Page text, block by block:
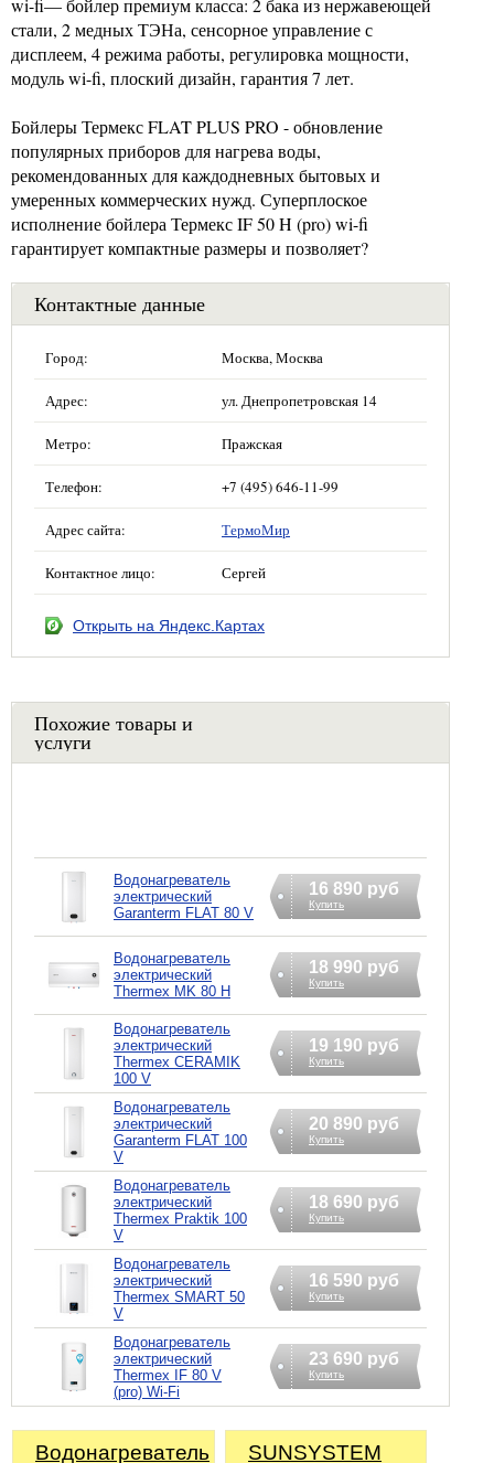
wi-fi— бойлер премиум класса: 2 бака из нержавеющей
стали, 2 медных ТЭНа, сенсорное управление с
дисплеем, 4 режима работы, регулировка мощности,
модуль wi-fi, плоский дизайн, гарантия 7 лет.
Бойлеры Термекс FLAT PLUS PRO - обновление
популярных приборов для нагрева воды,
рекомендованных для каждодневных бытовых и
умеренных коммерческих нужд. Суперплоское
исполнение бойлера Термекс IF 50 H (pro) wi-fi
гарантирует компактные размеры и позволяет?
Контактные данные
Город: Москва, Москва
Адрес: ул. Днепропетровская 14
Метро: Пражская
Телефон: +7 (495) 646-11-99
Адрес сайта: ТермоМир
Контактное лицо: Сергей
Открыть на Яндекс.Картах
Похожие товары и
услуги
Водонагреватель
электрический
Garanterm FLAT 80 V
16 890 руб
Купить
Водонагреватель
электрический
Thermex MK 80 H
18 990 руб
Купить
Водонагреватель
электрический
Thermex CERAMIK
100 V
19 190 руб
Купить
Водонагреватель
электрический
Garanterm FLAT 100
V
20 890 руб
Купить
Водонагреватель
электрический
Thermex Praktik 100
V
18 690 руб
Купить
Водонагреватель
электрический
Thermex SMART 50
V
16 590 руб
Купить
Водонагреватель
электрический
Thermex IF 80 V
(pro) Wi-Fi
23 690 руб
Купить
Водонагреватель
SUNSYSTEM